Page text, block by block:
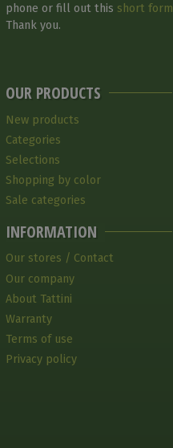
phone or fill out this short form
Thank you.
OUR PRODUCTS
New products
Categories
Selections
Shopping by color
Sale categories
INFORMATION
Our stores / Contact
Our company
About Tattini
Warranty
Terms of use
Privacy policy